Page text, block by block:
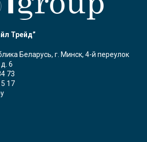
Трейд”
Беларусь, г. Минск, 4-й переулок
6
73
17